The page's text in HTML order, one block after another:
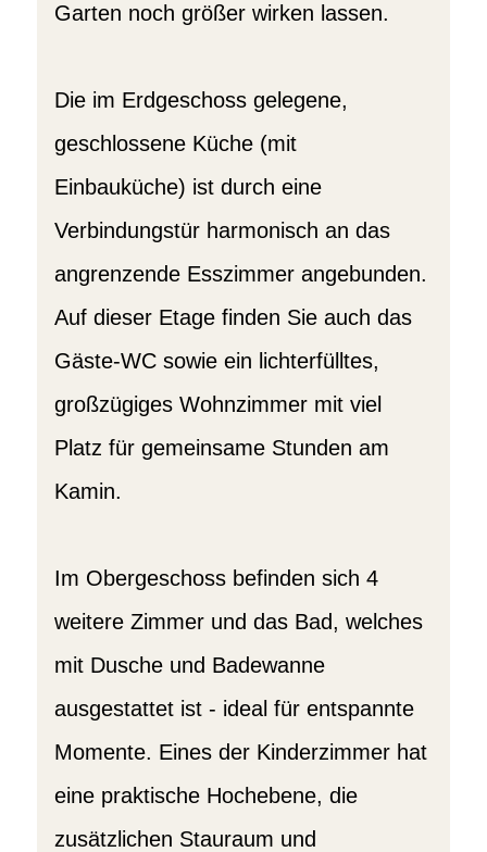
Garten noch größer wirken lassen.
Die im Erdgeschoss gelegene,
geschlossene Küche (mit
Einbauküche) ist durch eine
Verbindungstür harmonisch an das
angrenzende Esszimmer angebunden.
Auf dieser Etage finden Sie auch das
Gäste-WC sowie ein lichterfülltes,
großzügiges Wohnzimmer mit viel
Platz für gemeinsame Stunden am
Kamin.
Im Obergeschoss befinden sich 4
weitere Zimmer und das Bad, welches
mit Dusche und Badewanne
ausgestattet ist - ideal für entspannte
Momente. Eines der Kinderzimmer hat
eine praktische Hochebene, die
zusätzlichen Stauraum und